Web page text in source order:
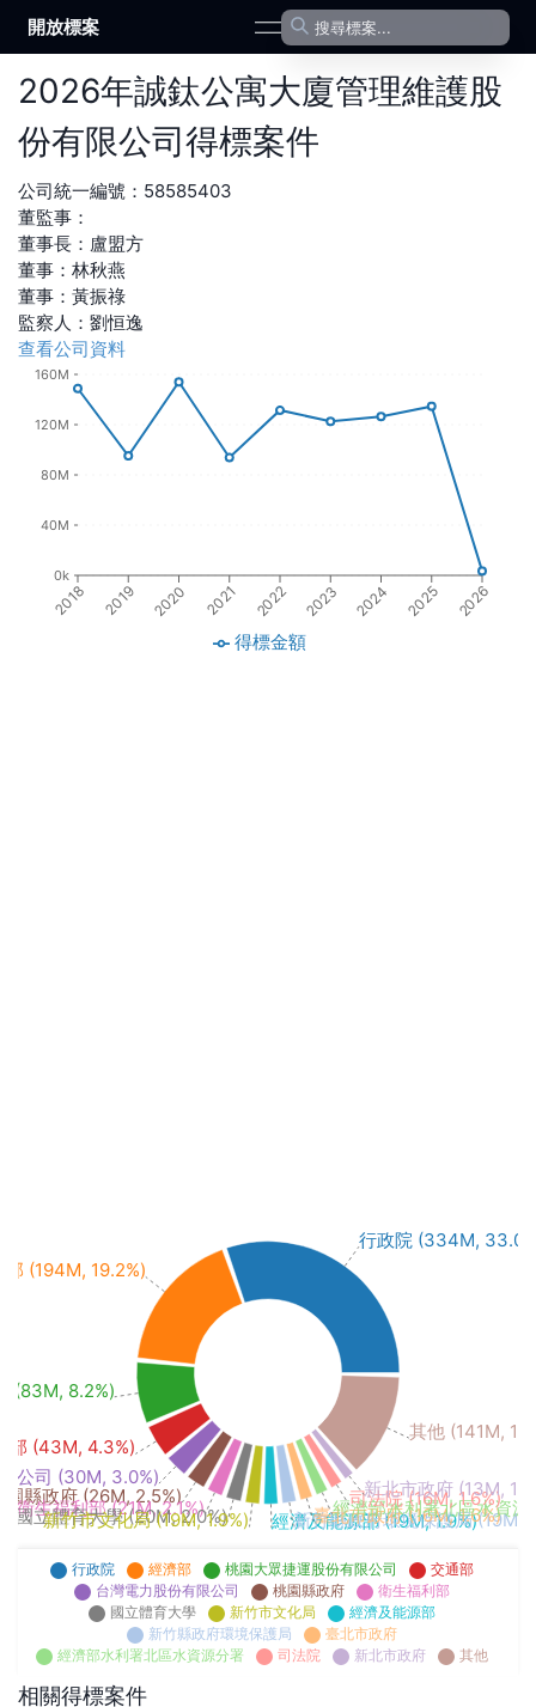
開放標案 open navigation menu
2026年誠鈦公寓大廈管理維護股
份有限公司得標案件
公司統一編號： 58585403
董監事：
董事長 ： 盧盟方
董事 ： 林秋燕
董事 ： 黃振祿
監察人 ： 劉恒逸
查看公司資料
2018 2019 2020 2021 2022 2023 2024 2025 2026
0k
40M
80M
120M
160M
得標金額
行政院 (334M,
部 (194M, 19.2%)
(83M, 8.2%)
部 (43M, 4.3%)
公司 (30M, 3.0%)
園縣政府 (26M, 2.5%)
衛生福利部 (21M, 2.1%)
國立體育大學 (20M, 2.0%)
新竹市文化局 (19M, 1.9%) 經濟及能源部 (19M, 1.9%)
新竹縣政府環境保護局 (19M,
臺北市政府 (16M, 1.6%)
經濟部水利署北區水資源
司法院 (16M, 1.6%)
新北市政府 (13M,
其他 (141M,
行政院 經濟部 桃園大眾捷運股份有限公司
交通部
台灣電力股份有限公司
桃園縣政府
衛生福利部
國立體育大學
新竹市文化局
經濟及能源部
新竹縣政府環境保護局
臺北市政府
經濟部水利署北區水資源分署
司法院 新北市政府 其他
相關得標案件